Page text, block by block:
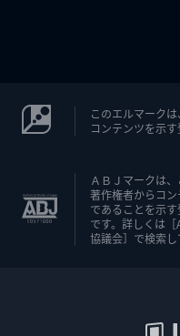
このエルマーク
コンテンツを示
ＡＢＪマークは
著作権者からコ
であることを示
です。詳しくは
協議会］で検索し